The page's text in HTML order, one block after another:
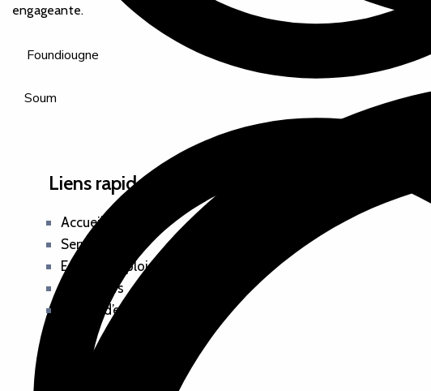
Soum
Foundiougne
engageante.
Liens rapides
Accueil
Services
Espace emploi
Recruteurs
Offres d’emploi